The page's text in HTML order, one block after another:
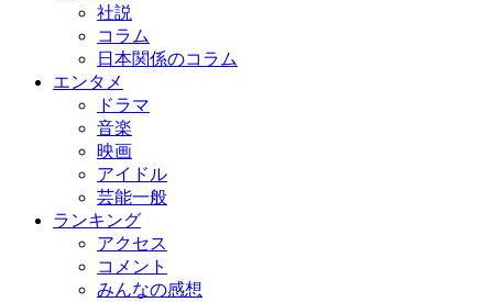
社説
コラム
日本関係のコラム
エンタメ
ドラマ
音楽
映画
アイドル
芸能一般
ランキング
アクセス
コメント
みんなの感想